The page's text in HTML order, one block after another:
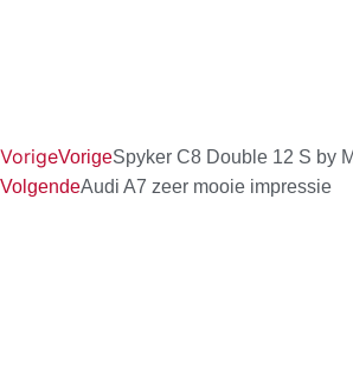
VorigeVorigeSpyker C8 Double 12 S by
VolgendeAudi A7 zeer mooie impressie